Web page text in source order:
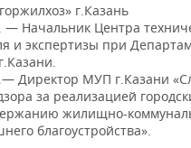
г.Казань
— Начальник Центра
и экспертизы при
Директор МУП г.Казани
за реализацией
жилищно-
благоустройства».